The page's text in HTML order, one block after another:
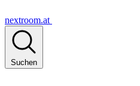
nextroom.at
Suchen